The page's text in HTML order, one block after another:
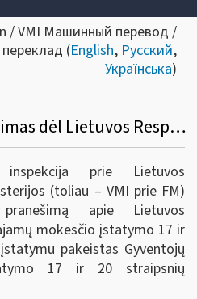
/ VMI Машинный перевод /
(English, Русский,
Українська)
Informacinis pranešimas dėl Lietuvos Respublikos gyventojų pajamų mokesčio įstatymo 17 ir 20 straipsnių pakeitimo įstatymo
inspekcija prie Lietuvos
(toliau – VMI prie FM)
apie Lietuvos
mokesčio įstatymo 17 ir
pakeistas Gyventojų
17 ir 20 straipsnių